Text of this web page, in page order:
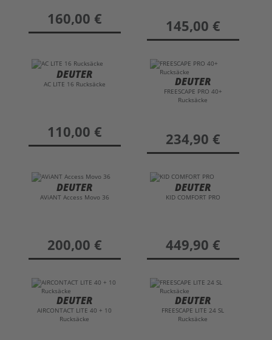
preis
160,00 € preis
145,00 €
DEUTER
AC LITE 16 Rucksäcke
preis
110,00 €
DEUTER
FREESCAPE PRO 40+
Rucksäcke
preis
234,90 €
DEUTER
AViANT Access Movo 36
preis
200,00 €
DEUTER
KID COMFORT PRO
preis
449,90 €
DEUTER
AIRCONTACT LITE 40 + 10
Rucksäcke
DEUTER
FREESCAPE LITE 24 SL
Rucksäcke